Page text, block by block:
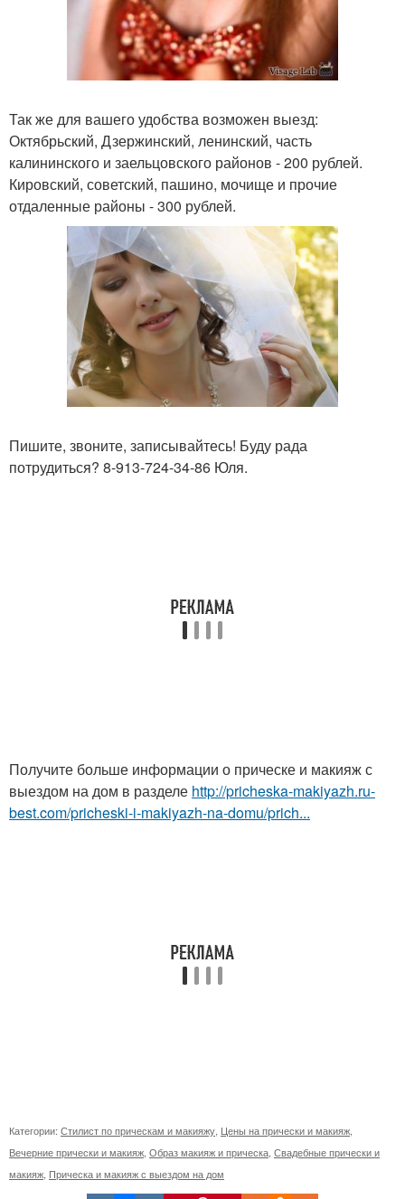
Так же для вашего удобства возможен выезд:
Октябрьский, Дзержинский, ленинский, часть
калининского и заельцовского районов - 200 рублей.
Кировский, советский, пашино, мочище и прочие
отдаленные районы - 300 рублей.
Пишите, звоните, записывайтесь! Буду рада
потрудиться? 8-913-724-34-86 Юля.
Получите больше информации о прическе и макияж с
выездом на дом в разделе http://pricheska-makiyazh.ru-
best.com/pricheski-i-makiyazh-na-domu/prich...
Категории: Стилист по прическам и макияжу Цены на прически и макияж
Вечерние прически и макияж Образ макияж и прическа Свадебные прически и
макияж Прическа и макияж с выездом на дом